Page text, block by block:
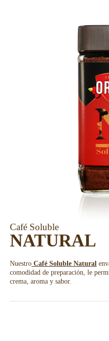
Café Soluble
NATURAL
Nuestro Café Soluble Natural
comodidad de preparación, le
crema, aroma y sabor.